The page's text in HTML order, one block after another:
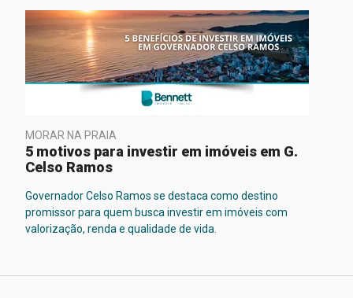
MORAR NA PRAIA
5 motivos para investir em imóveis em G.
Celso Ramos
Governador Celso Ramos se destaca como destino
promissor para quem busca investir em imóveis com
valorização, renda e qualidade de vida.